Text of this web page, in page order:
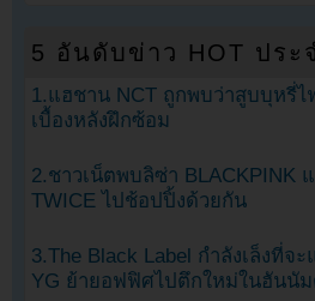
5 อันดับข่าว HOT ประ
1.แฮชาน NCT ถูกพบว่าสูบบุหรี่ไ
เบื้องหลังฝึกซ้อม
2.ชาวเน็ตพบลิซ่า BLACKPINK
TWICE ไปช้อปปิ้งด้วยกัน
3.The Black Label กำลังเล็งที่จ
YG ย้ายอฟฟิศไปตึกใหม่ในฮันนัม